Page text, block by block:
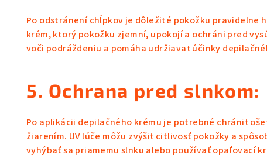
Po odstránení chĺpkov je dôležité pokožku
krém, ktorý pokožku zjemní, upokojí a ochráni pred
voči podráždeniu a pomáha udržiavať účinky
5. Ochrana pred slnkom:
Po aplikácii depilačného krému je potrebné chrániť
žiarením. UV lúče môžu zvýšiť citlivosť pokožky a
vyhýbať sa priamemu slnku alebo používať opaľovací